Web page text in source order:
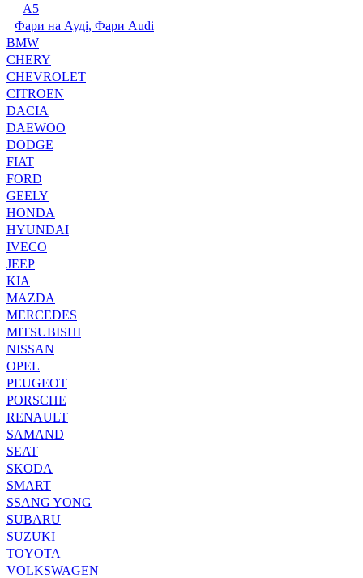
А5
Фари на Ауді, Фари Audi
BMW
CHERY
CHEVROLET
CITROEN
DACIA
DAEWOO
DODGE
FIAT
FORD
GEELY
HONDA
HYUNDAI
IVECO
JEEP
KIA
MAZDA
MERCEDES
MITSUBISHI
NISSAN
OPEL
PEUGEOT
PORSCHE
RENAULT
SAMAND
SEAT
SKODA
SMART
SSANG YONG
SUBARU
SUZUKI
TOYOTA
VOLKSWAGEN